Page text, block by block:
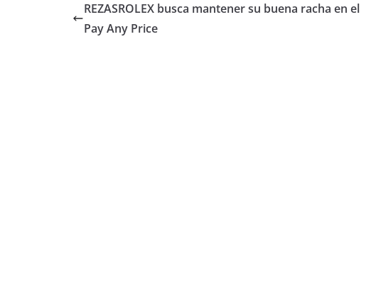
REZASROLEX busca mantener su buena racha en el
Pay Any Price